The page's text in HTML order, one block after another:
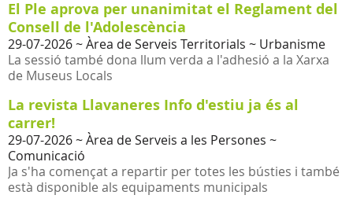
El Ple aprova per unanimitat el Reglament del
Consell de l'Adolescència
29-07-2026~ Àrea de Serveis Territorials ~ Urbanisme
La sessió també dona llum verda a l'adhesió a la Xarxa
de Museus Locals
La revista Llavaneres Info d'estiu ja és al
carrer!
29-07-2026~ Àrea de Serveis a les Persones ~
Comunicació
Ja s'ha començat a repartir per totes les bústies i també
està disponible als equipaments municipals